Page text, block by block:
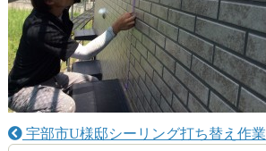
宇部市U様邸シーリング打ち替え作業